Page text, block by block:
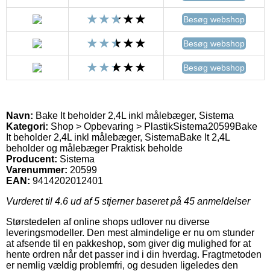
Besøg webshop
Besøg webshop
Besøg webshop
Navn: Bake It beholder 2,4L inkl målebæger, Sistema
Kategori: Shop > Opbevaring > PlastikSistema20599Bake
It beholder 2,4L inkl målebæger, SistemaBake It 2,4L
beholder og målebæger Praktisk beholde
Producent: Sistema
Varenummer: 20599
EAN: 9414202012401
Vurderet til 4.6 ud af 5 stjerner baseret på 45 anmeldelser
Størstedelen af online shops udlover nu diverse
leveringsmodeller. Den mest almindelige er nu om stunder
at afsende til en pakkeshop, som giver dig mulighed for at
hente ordren når det passer ind i din hverdag. Fragtmetoden
er nemlig vældig problemfri, og desuden ligeledes den